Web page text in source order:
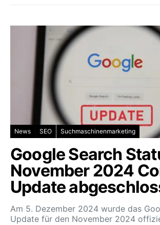
News SEO Suchmaschinenmarketing
Google Search
November 2024
Update
Am 5. Dezember 2024 wurde das
Update für den November 2024